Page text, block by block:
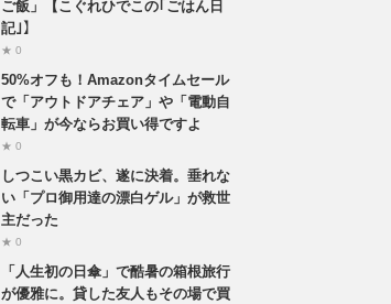
ご飯」【こぐれひでこの｢ごはん日
記｣】
★ 0
50%オフも！Amazonタイムセール
で「アウトドアチェア」や「電動自
転車」が今ならお買い得ですよ
★ 0
しつこい黒カビ、遂に決着。垂れな
い「プロ御用達の漂白ゲル」が救世
主だった
★ 0
「人生初の日傘」で酷暑の箱根旅行
が優雅に。貸した友人もその場で買